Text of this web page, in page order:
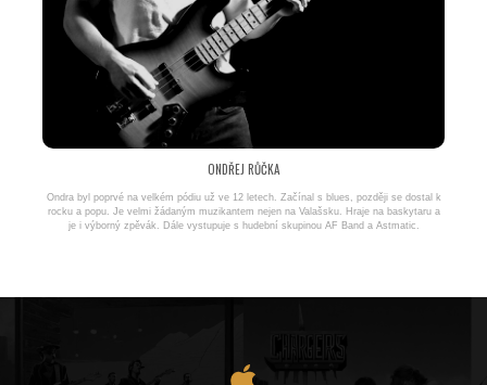
ONDŘEJ RŮČKA
Ondra byl poprvé na velkém pódiu už ve 12 letech. Začínal s blues, později se dostal k
rocku a popu. Je velmi žádaným muzikantem nejen na Valašsku. Hraje na baskytaru a
je i výborný zpěvák. Dále vystupuje s hudební skupinou AF Band a Astmatic.